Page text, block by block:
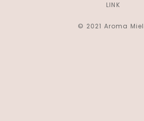
LINK
© 2021 Aroma